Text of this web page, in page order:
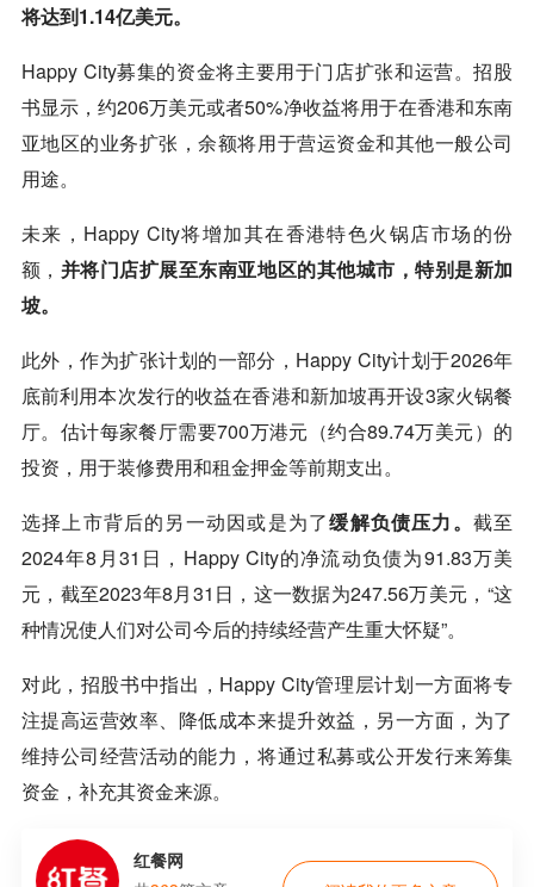
将达到1.14亿美元。
Happy City募集的资金将主要用于门店扩张和运营。招股
书显示，约206万美元或者50%净收益将用于在香港和东南
亚地区的业务扩张，余额将用于营运资金和其他一般公司
用途。
未来，Happy City将增加其在香港特色火锅店市场的份
额， 并将门店扩展至东南亚地区的其他城市，特别是新加
坡。
此外，作为扩张计划的一部分，Happy City计划于2026年
底前利用本次发行的收益在香港和新加坡再开设3家火锅餐
厅。估计每家餐厅需要700万港元（约合89.74万美元）的
投资，用于装修费用和租金押金等前期支出。
选择上市背后的另一动因或是为了缓解负债压力。 截至
2024年8月31日，Happy City的净流动负债为91.83万美
元，截至2023年8月31日，这一数据为247.56万美元，“这
种情况使人们对公司今后的持续经营产生重大怀疑”。
对此，招股书中指出，Happy City管理层计划一方面将专
注提高运营效率、降低成本来提升效益，另一方面，为了
维持公司经营活动的能力，将通过私募或公开发行来筹集
资金，补充其资金来源。
红餐网